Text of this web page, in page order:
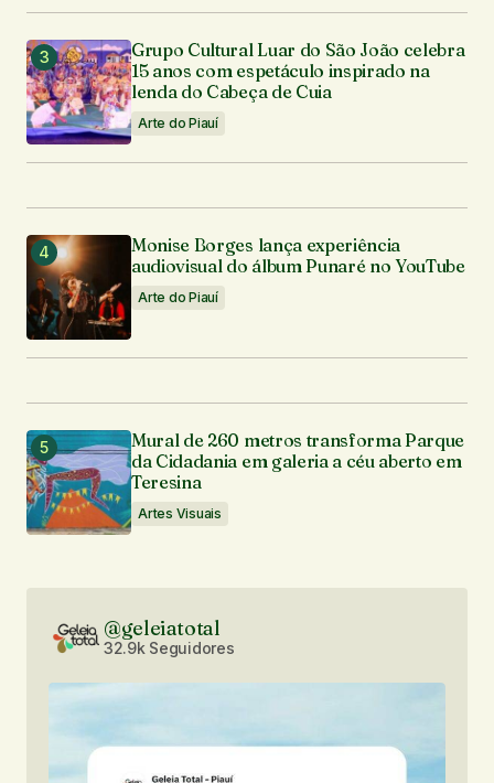
Grupo Cultural Luar do São João celebra
15 anos com espetáculo inspirado na
lenda do Cabeça de Cuia
Arte do Piauí
Monise Borges lança experiência
audiovisual do álbum Punaré no YouTube
Arte do Piauí
Mural de 260 metros transforma Parque
da Cidadania em galeria a céu aberto em
Teresina
Artes Visuais
@geleiatotal
32.9k Seguidores